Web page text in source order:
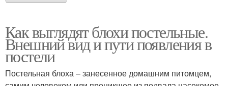
Как выглядят блохи постельные.
Внешний вид и пути появления в
постели
Постельная блоха – занесенное домашним питомцем,